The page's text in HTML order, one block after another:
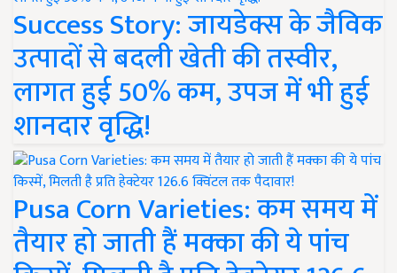
Success Story: जायडेक्स के जैविक
उत्पादों से बदली खेती की तस्वीर,
लागत हुई 50% कम, उपज में भी हुई
शानदार वृद्धि!
Pusa Corn Varieties: कम समय में
तैयार हो जाती हैं मक्का की ये पांच